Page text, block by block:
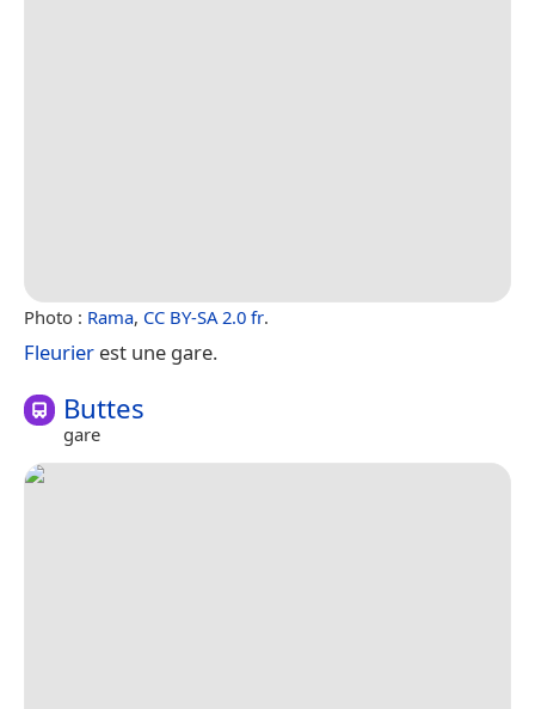
Photo : Rama, CC BY-SA 2.0 fr.
Fleurier est une gare.
Buttes
gare